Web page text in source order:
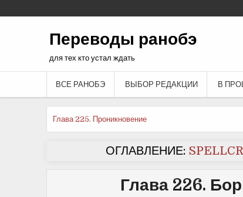
Переводы ранобэ
для тех кто устал ждать
ВСЕ РАНОБЭ ВЫБОР РЕДАКЦИИ В
Еще
Глава 225. Проникновение
ОГЛАВЛЕНИЕ:
Глава 226.